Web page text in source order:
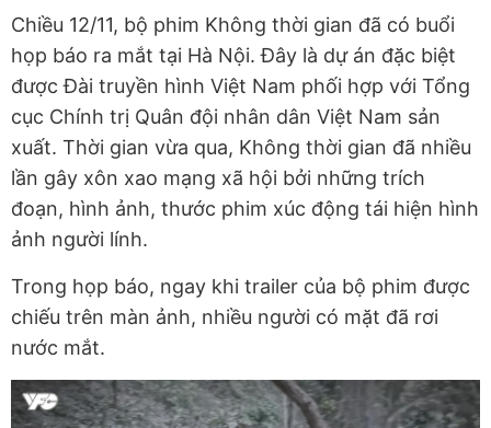
Chiều 12/11, bộ phim Không thời gian đã có buổi
họp báo ra mắt tại Hà Nội. Đây là dự án đặc biệt
được Đài truyền hình Việt Nam phối hợp với Tổng
cục Chính trị Quân đội nhân dân Việt Nam sản
xuất. Thời gian vừa qua, Không thời gian đã nhiều
lần gây xôn xao mạng xã hội bởi những trích
đoạn, hình ảnh, thước phim xúc động tái hiện hình
ảnh người lính.
Trong họp báo, ngay khi trailer của bộ phim được
chiếu trên màn ảnh, nhiều người có mặt đã rơi
nước mắt.